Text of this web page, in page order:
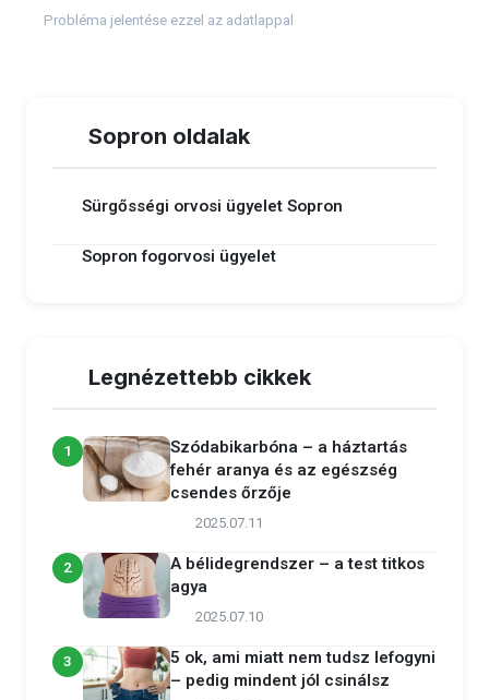
Probléma jelentése ezzel az adatlappal
Sopron oldalak
Sürgősségi orvosi ügyelet Sopron
Sopron fogorvosi ügyelet
Legnézettebb cikkek
1
Szódabikarbóna – a háztartás
fehér aranya és az egészség
csendes őrzője
2025.07.11
2
A bélidegrendszer – a test titkos
agya
2025.07.10
3
5 ok, ami miatt nem tudsz lefogyni
– pedig mindent jól csinálsz